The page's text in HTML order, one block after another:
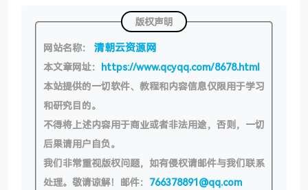
版权声明
网站名称： 清朝云资源网
本文章网址： https://www.qcyqq.com/8678.html
本站提供的一切软件、教程和内容信息仅限用于学习
和研究目的。
不得将上述内容用于商业或者非法用途，否则，一切
后果请用户自负。
我们非常重视版权问题，如有侵权请邮件与我们联系
处理。敬请谅解！邮件： 766378891@qq.com